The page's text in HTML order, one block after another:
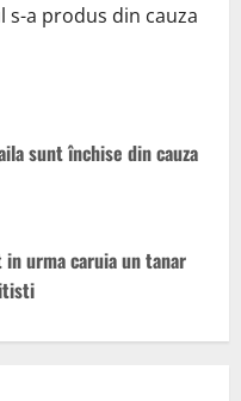
s-a produs din cauza
sunt închise din cauza
urma caruia un tanar